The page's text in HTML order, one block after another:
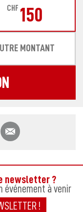
CHF 150
MONTANT
sur Facebook
ce contenu sur Twitter
Partager ce contenu
newsletter ?
événement à venir
!